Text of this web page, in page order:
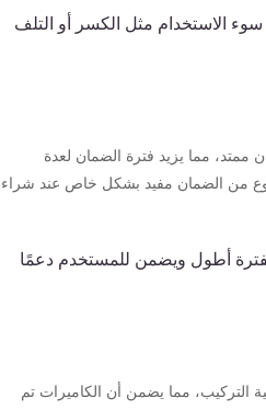
الاستخدام مثل الكسر أو التلف
مما يزيد فترة الضمان لعدة
من الضمان مفيد بشكل خاص عند شراء
أطول ويضمن للمستخدم دعمًا
مما يضمن أن الكاميرات تم